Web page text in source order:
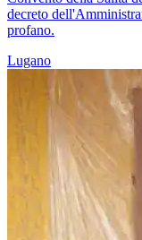
decreto
profano.
Lugano